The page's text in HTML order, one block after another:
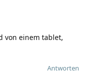
von einem tablet,
Antworten